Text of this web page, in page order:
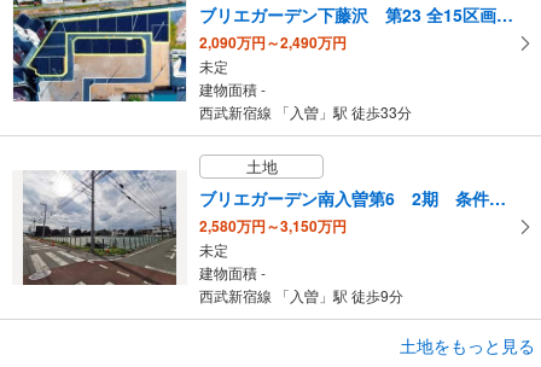
ブリエガーデン下藤沢 第23 全15区画 建築条件付き売地ブリエガーデン東藤沢3丁目 第2
2,090万円～2,490万円
未定
建物面積 -
西武新宿線 「入曽」駅 徒歩33分
土地
ブリエガーデン南入曽第6 2期 条件付き売地
2,580万円～3,150万円
未定
建物面積 -
西武新宿線 「入曽」駅 徒歩9分
土地をもっと見る